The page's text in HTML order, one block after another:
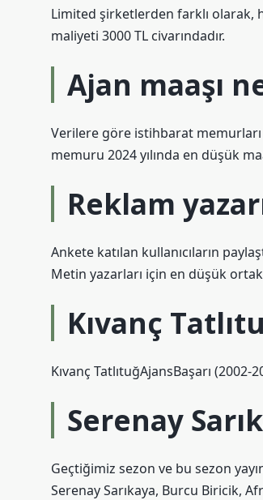
Limited şirketlerden farklı olarak,
maliyeti 3000 TL civarındadır.
Ajan maaşı
Verilere göre istihbarat memurları
memuru 2024 yılında en düşük
Reklam
Ankete katılan kullanıcıların
Metin yazarları için en düşük
Kıvanç
Kıvanç TatlıtuğAjansBaşarı (2002-
Serenay
Geçtiğimiz sezon ve bu sezon
Serenay Sarıkaya, Burcu Biricik,